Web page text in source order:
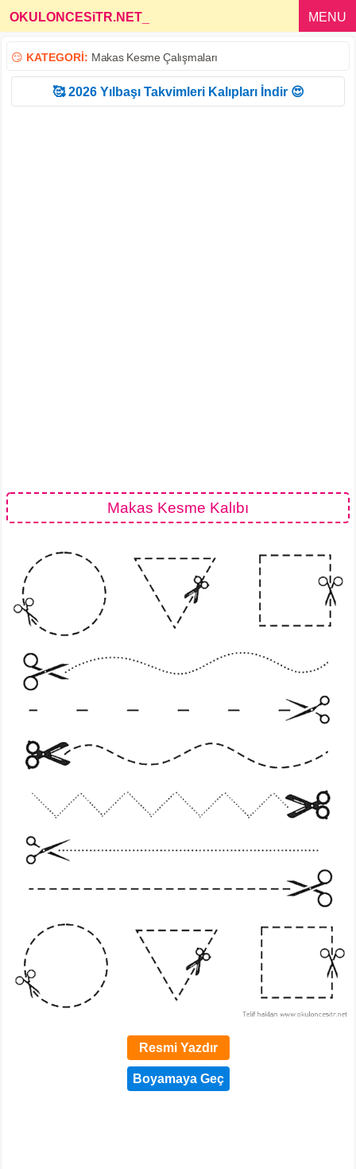
OKULONCESiTR.NET MENU
😏 KATEGORİ: Makas Kesme Çalışmaları
🥰 2026 Yılbaşı Takvimleri Kalıpları İndir 😍
Makas Kesme Kalıbı
Resmi Yazdır